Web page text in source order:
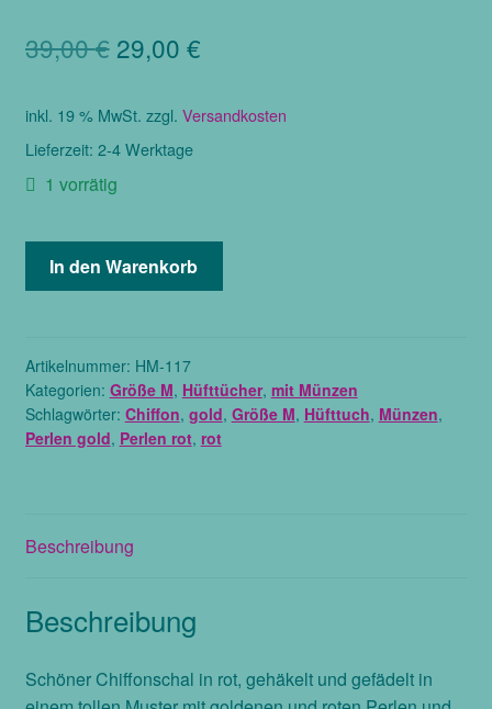
39,00€ Ursprünglicher
war:
39,00 €
29,00 €Aktueller
ist:
inkl. 19 % MwSt. zzgl. Versandkosten
Lieferzeit: 2-4 Werktage
1 vorrätig
Hüfttuch
aus
rot
mit
goldenen
Münzen
Größe
Menge
In den Warenkorb
Artikelnummer: HM-117
Kategorien: Größe M, Hüfttücher, mit Münzen
Schlagwörter: Chiffon, gold, Größe M, Hüfttuch, Münzen,
Perlen gold, Perlen rot, rot
Beschreibung
Beschreibung
Schöner Chiffonschal in rot, gehäkelt und gefädelt in